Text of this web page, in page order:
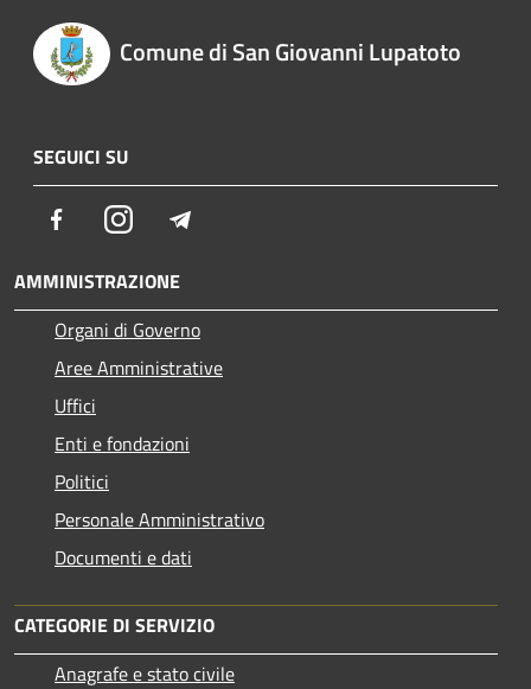
Comune di San Giovanni Lupatoto
SEGUICI SU
FacebookInstagram
AMMINISTRAZIONE
Organi di Governo
Aree Amministrative
Uffici
Enti e fondazioni
Politici
Personale Amministrativo
Documenti e dati
CATEGORIE DI SERVIZIO
Anagrafe e stato civile